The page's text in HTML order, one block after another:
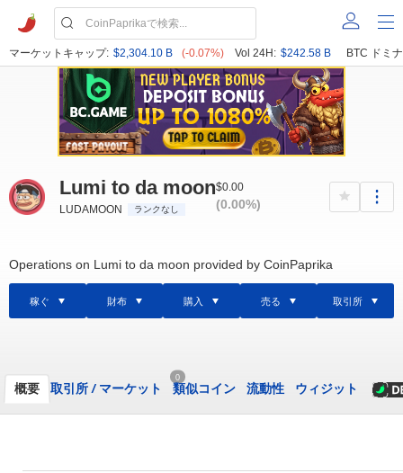
マーケットキャップ: $2,304.10 B (-0.07%) Vol 24H: $242.58 B BTC ドミ
Lumi to da moon
LUDAMOON ランクなし
$0.00
(0.00%)
Operations on Lumi to da moon provided by CoinPaprika
稼ぐ 財布 購入 売る 取引所
概要 取引所 /マーケット
0
類似コイン 流動性 ウィジット